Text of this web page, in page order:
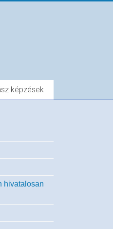
képzések
hivatalosan